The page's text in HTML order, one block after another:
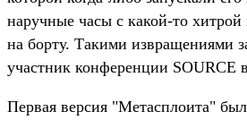
наручные часы с какой-то
на борту. Такими извращениями
участник конференции SOURCE
Первая версия "Метасплоита"